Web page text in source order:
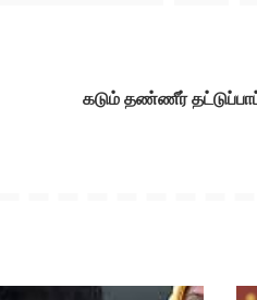
கடும் தண்ணீர்